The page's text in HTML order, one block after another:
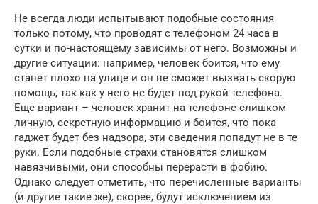
Не всегда люди испытывают подобные состояния
только потому, что проводят с телефоном 24 часа в
сутки и по-настоящему зависимы от него. Возможны и
другие ситуации: например, человек боится, что ему
станет плохо на улице и он не сможет вызвать скорую
помощь, так как у него не будет под рукой телефона.
Еще вариант – человек хранит на телефоне слишком
личную, секретную информацию и боится, что пока
гаджет будет без надзора, эти сведения попадут не в те
руки. Если подобные страхи становятся слишком
навязчивыми, они способны перерасти в фобию.
Однако следует отметить, что перечисленные варианты
(и другие такие же), скорее, будут исключением из